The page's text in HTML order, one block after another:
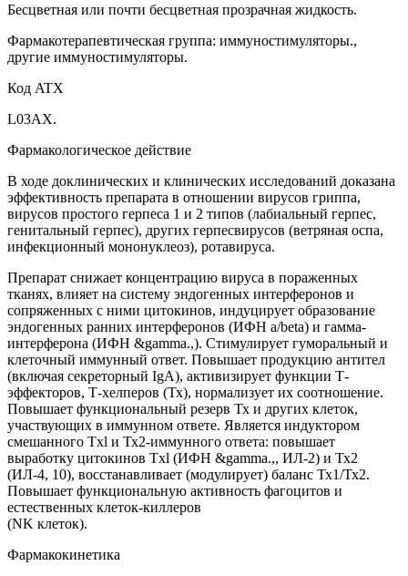
Бесцветная или почти бесцветная прозрачная жидкость.
Фармакотерапевтическая группа: иммуностимуляторы.,
другие иммуностимуляторы.
Код ATX
L03AX.
Фармакологическое действие
В ходе доклинических и клинических исследований доказана
эффективность препарата в отношении вирусов гриппа,
вирусов простого герпеса 1 и 2 типов (лабиальный герпес,
генитальный герпес), других герпесвирусов (ветряная оспа,
инфекционный мононуклеоз), ротавируса.
Препарат снижает концентрацию вируса в пораженных
тканях, влияет на систему эндогенных интерферонов и
сопряженных с ними цитокинов, индуцирует образование
эндогенных ранних интерферонов (ИФН а/beta) и гамма-
интерферона (ИФН &gamma.,). Стимулирует гуморальный и
клеточный иммунный ответ. Повышает продукцию антител
(включая секреторный IgA), активизирует функции Т-
эффекторов, Т-хелперов (Тх), нормализует их соотношение.
Повышает функциональный резерв Тх и других клеток,
участвующих в иммунном ответе. Является индуктором
смешанного Txl и Тх2-иммунного ответа: повышает
выработку цитокинов Txl (ИФН &gamma.,, ИЛ-2) и Тх2
(ИЛ-4, 10), восстанавливает (модулирует) баланс Тх1/Тх2.
Повышает функциональную активность фагоцитов и
естественных клеток-киллеров
(NK клеток).
Фармакокинетика